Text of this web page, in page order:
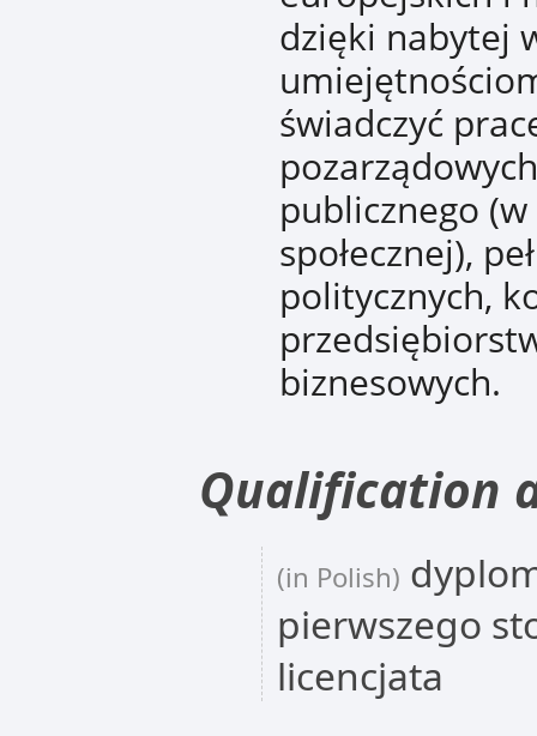
dzięki nabytej
świadczyć
publicznego
społecznej),
politycznych,
biznesowych.
Qualification
(in Polish)
pierwszego
licencjata